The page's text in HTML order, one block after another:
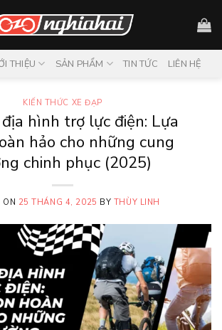
THIỆU SẢN PHẨM TIN TỨC LIÊN HỆ
KIẾN THỨC XE ĐẠP
hình trợ lực điện: Lựa
hảo cho những cung
chinh phục (2025)
ON 25 THÁNG 4, 2025 BY THÙY LINH